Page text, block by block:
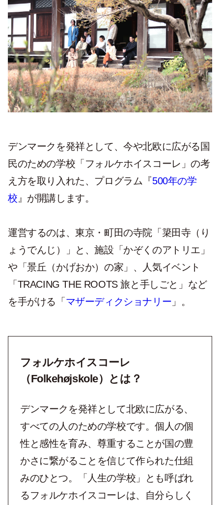
デンマークを発祥として、今や北欧に広がる国
民のための学校「フォルケホイスコーレ」の考
え方を取り入れた、プログラム『500年の学
校 』が開講します。
運営するのは、東京・町田の寺院「簗田寺（り
ょうでんじ）」と、施設「かぞくのアトリエ」
や「景丘（かげおか）の家」、人気イベント
「TRACING THE ROOTS 旅と手しごと」など
を手がける「 マザーディクショナリー 」。
フォルケホイスコーレ
（Folkehøjskole）とは？
デンマークを発祥として北欧に広がる、
すべての人のための学校です。個人の個
性と感性を育み、尊重することが国の豊
かさに繋がることを信じて作られた仕組
みのひとつ。「人生の学校」とも呼ばれ
るフォルケホイスコーレは、自分らしく